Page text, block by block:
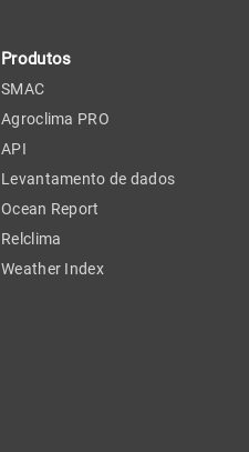
Produtos
SMAC
Agroclima PRO
API
Levantamento de dados
Ocean Report
Relclima
Weather Index